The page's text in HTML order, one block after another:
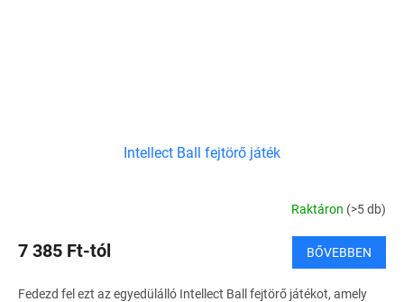
Intellect Ball fejtörő játék
Raktáron (>5 db)
7 385 Ft-tól BŐVEBBEN
Fedezd fel ezt az egyedülálló Intellect Ball fejtörő játékot, amely